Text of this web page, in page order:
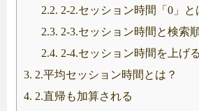
2.2. 2-2.セッション時間「0」と
2.3. 2-3.セッション時間と検索
2.4. 2-4.セッション時間を上げ
3. 2.平均セッション時間とは？
4. 2.直帰も加算される